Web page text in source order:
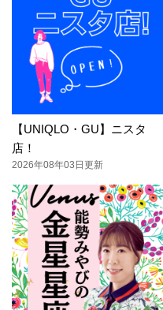
【UNIQLO・GU】ニスタ
店！
2026年08年03日更新